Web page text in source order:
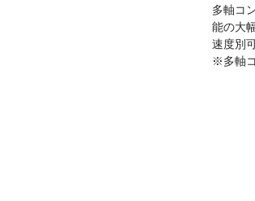
多軸コ
能の大
速度別
※多軸